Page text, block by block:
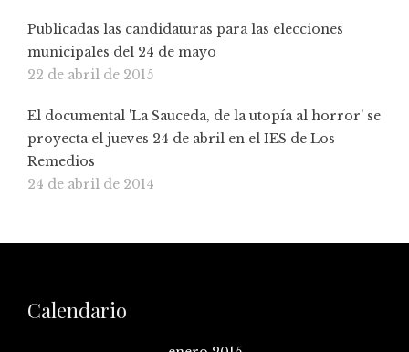
Publicadas las candidaturas para las elecciones
municipales del 24 de mayo
22 de abril de 2015
El documental 'La Sauceda, de la utopía al horror' se
proyecta el jueves 24 de abril en el IES de Los
Remedios
24 de abril de 2014
Calendario